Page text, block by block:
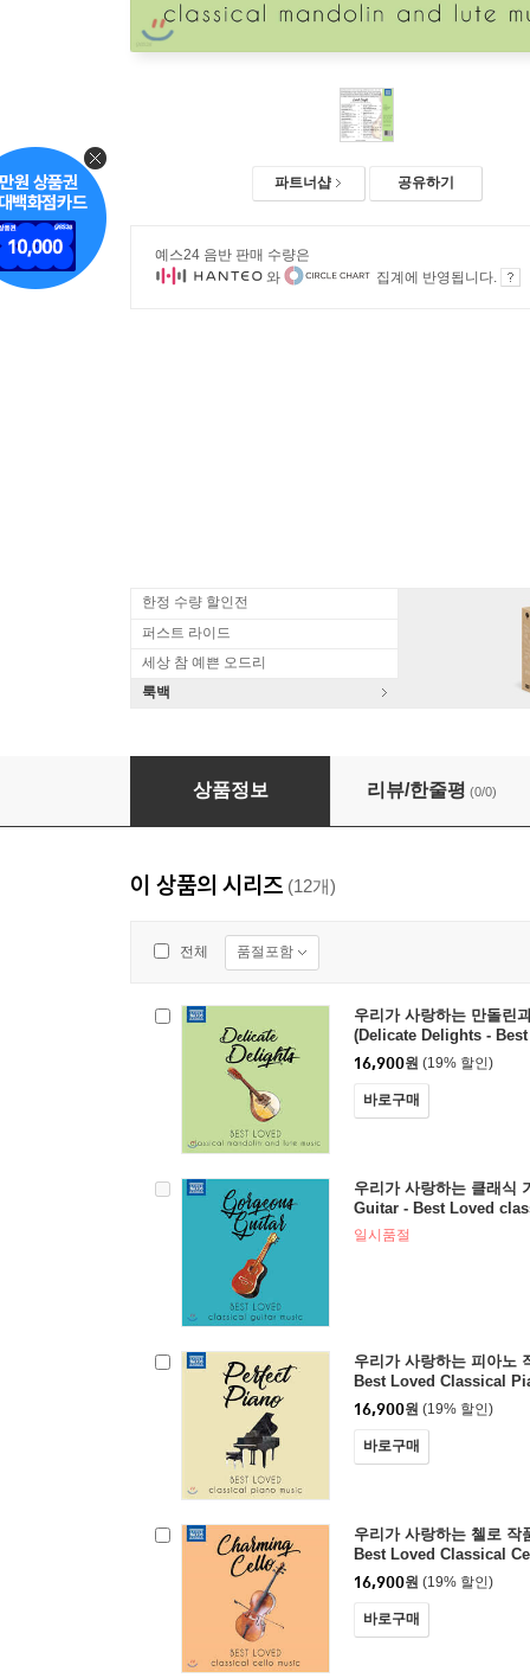
파트너샵 공유하기
예스24 음반 판매 수량은
와
집계에 반영됩니다.
한정 수량 할인전
퍼스트 라이드
세상 참 예쁜 오드리
룩백
우리가 사랑하는 만돌린과 류트를 위한 작품
상품정보 리뷰/한줄평 (0/0)
이 상품의 시리즈 (12개)
전체 품절포함
우리가 사랑하는 만돌린
(Delicate Delights -
dolin and lute music)
16,900원 (19% 할인)
바로구매
우리가 사랑하는 클래식
Guitar - Best Loved
일시품절
우리가 사랑하는 피아노
Best Loved Classical
16,900원 (19% 할인)
바로구매
우리가 사랑하는 첼로
Best Loved Classical
16,900원 (19% 할인)
바로구매